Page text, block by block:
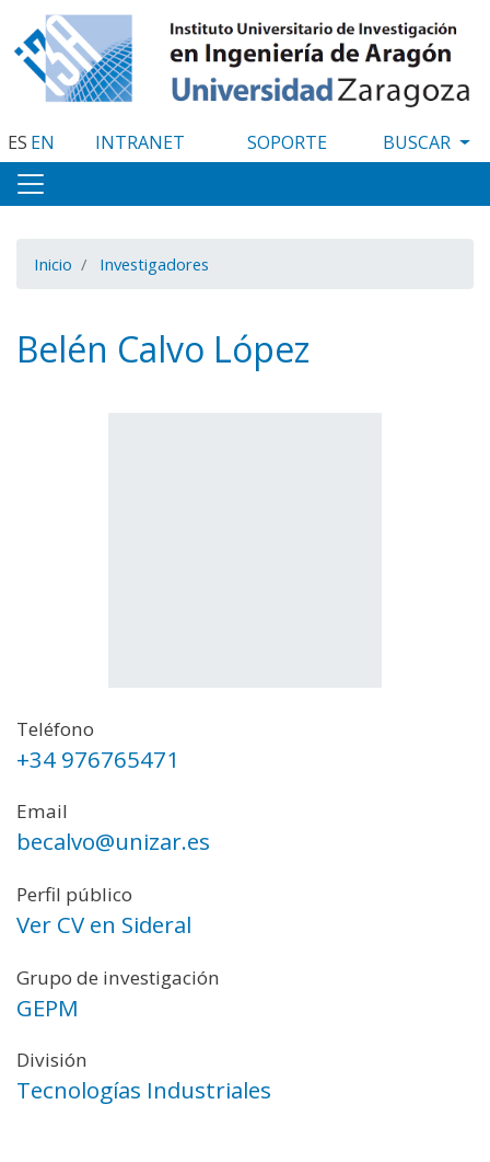
al
contenido
principal
ES EN INTRANET SOPORTE
Inicio Investigadores
Belén Calvo López
Teléfono
+34 976765471
Email
becalvo@unizar.es
Perfil público
Ver CV en Sideral
Grupo de investigación
GEPM
División
Tecnologías Industriales